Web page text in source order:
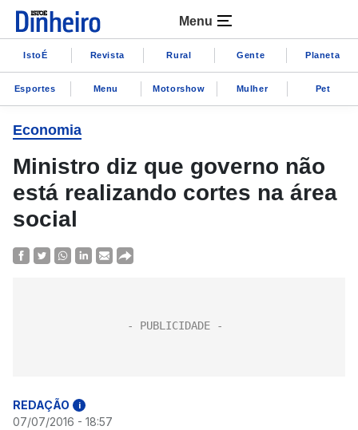
Menu
IstoÉ Revista Rural Gente Planeta
Esportes Menu Motorshow Mulher Pet
Economia
Ministro diz que governo não
está realizando cortes na área
social
REDAÇÃO i
07/07/2016 - 18:57